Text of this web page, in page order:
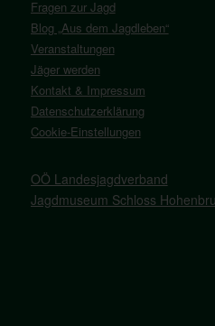
Fragen zur Jagd
Blog „Aus dem Jagdleben“
Veranstaltungen
Jäger werden
Kontakt & Impressum
Datenschutzerklärung
Cookie-Einstellungen
OÖ Landesjagdverband
Jagdmuseum Schloss